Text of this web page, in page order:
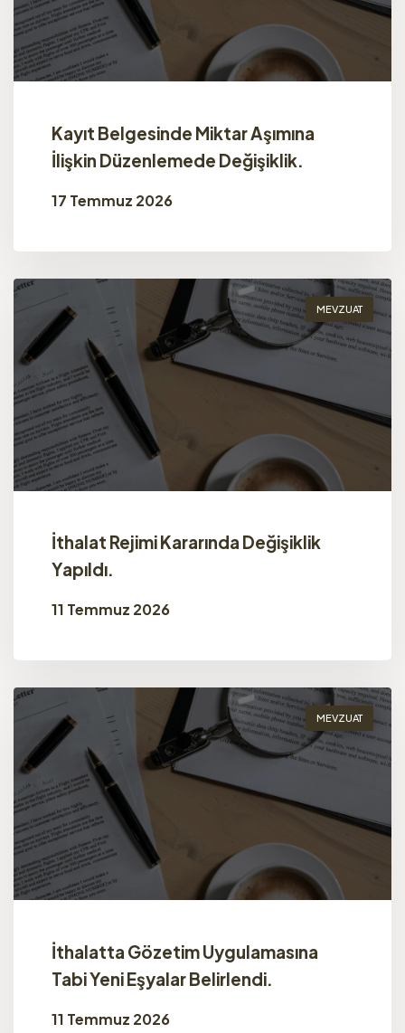
Kayıt Belgesinde Miktar Aşımına
İlişkin Düzenlemede Değişiklik.
17 Temmuz 2026
MEVZUAT
İthalat Rejimi Kararında Değişiklik
Yapıldı.
11 Temmuz 2026
MEVZUAT
İthalatta Gözetim Uygulamasına
Tabi Yeni Eşyalar Belirlendi.
11 Temmuz 2026